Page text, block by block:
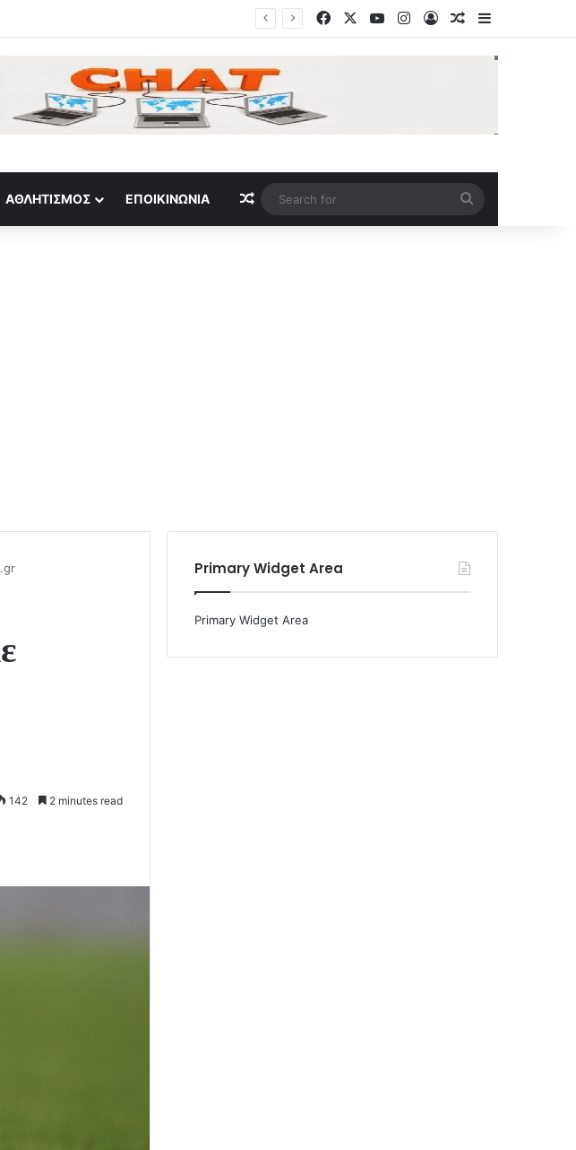
FacebookYouTubeInstagram
Log InRandom Article
Sidebar
ΑΘΛΗΤΙΣΜΌΣ ΕΠΟΙΚΙΝΩΝΊΑ Random Article
for
142 2 minutes read
Primary Widget Area
Primary Widget Area